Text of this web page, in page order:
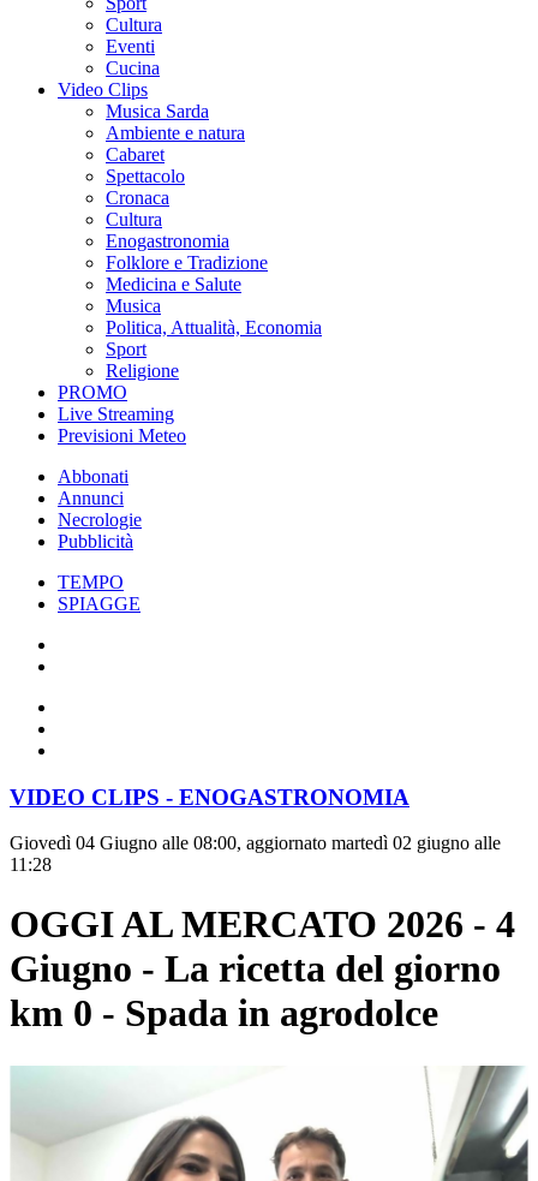
Cultura
Eventi
Cucina
Video Clips
Musica Sarda
Ambiente e natura
Cabaret
Spettacolo
Cronaca
Cultura
Enogastronomia
Folklore e Tradizione
Medicina e Salute
Musica
Politica, Attualità, Economia
Sport
Religione
PROMO
Live Streaming
Previsioni Meteo
Abbonati
Annunci
Necrologie
Pubblicità
TEMPO
SPIAGGE
VIDEO CLIPS - ENOGASTRONOMIA
Giovedì 04 Giugno alle 08:00, aggiornato martedì 02 giugno alle
11:28
OGGI AL MERCATO 2026 - 4
Giugno - La ricetta del giorno
km 0 - Spada in agrodolce